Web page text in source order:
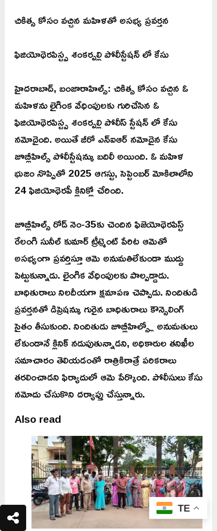
చికిత్స కోసం వచ్చిన మహిళతో అసభ్య ప్రవర్తన
ఫిజియోథెరపిస్ట్ప శంకర్పల్లి పోలీస్టేషన్ లో కేసు
హైదరాబాద్, బంజారాహిల్స్: చికిత్స కోసం వచ్చిన ఓ
మహిళను లైగింక వేధింపులకు గురిచేసిన ఓ
ఫిజియోథెరపిస్ట్ప శంకర్పల్లి పోలీస్ స్టేషన్ లో కేసు
నమోదైంది. అయితే జీరో ఎన్ఐఆర్ నమోదైన కేసు
జూబ్లీహిల్స్ పోలీస్టేషన్కు బదిలీ అయింది. ఓ మహిళ
భుజం నొప్పితో 2025 ఆగస్టు, సెప్టెంబర్ మోకిలాలోని
24 ఫిజియోథెరపీ క్లినిక్లో చేరింది.
జూబ్లీహిల్స్ రోడ్ నెం-35కు చెందిన ఫిజెయోథెరపిస్ట్
రేలంగి సునీల్ కుమార్ ట్రీట్మెంట్ పేరిట ఆమెతో
అసభ్యంగా ప్రవర్తిస్తూ ఆమె అనుమతిలేకుండా ముద్దు
పెట్టుకున్నాడు. లైంగిక వేధింపులకు పాల్పడ్డాడు.
బాధితురాలు నిలదీయగా క్షమాపణ చెప్పాడు. నిందితుడి
ప్రవర్తనతో డిప్రెషన్కు గురైన బాధితురాలు కౌన్సెలింగ్
సైతం తీసుకుంది. నిందితుడు జూబ్లీహిల్స్లో అనుమతులు
లేకుండానే క్లినిక్ నడుపుతున్నాడని, అధికారుల తనిఖీల
సమాచారం తెలియడంతో రాత్రికిరాత్రే పరికరాలు
తరలించాడని ఫిర్యాదులో ఆమె పేర్కొంది. పోలీసులు కేసు
నమోదు చేసుకొని దర్యాప్తు చేస్తున్నారు.
Also read
TE